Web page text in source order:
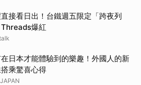
接看日出！台鐵週五限定「跨夜列
爆紅
在日本才能體驗到的樂趣！外國人的新
乘驚喜心得